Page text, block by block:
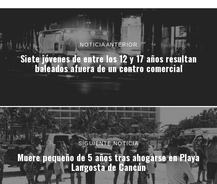
NOTICIA ANTERIOR
Siete jóvenes de entre los 12 y 17 años resultan
baleados afuera de un centro comercial
SIGUIENTE NOTICIA
Muere pequeño de 5 años tras ahogarse en Playa
Langosta de Cancún